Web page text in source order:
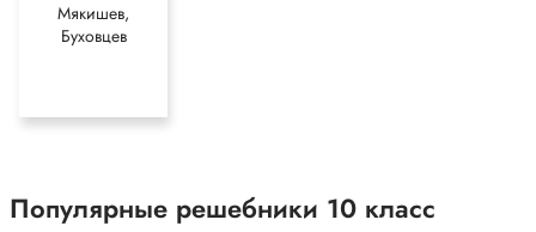
Мякишев,
Буховцев
Популярные решебники 10 класс